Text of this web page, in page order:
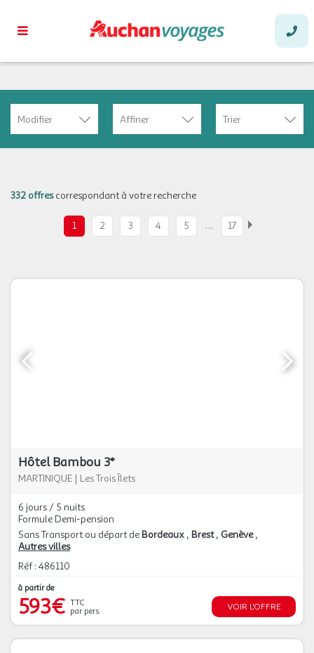
Modifier Affiner Trier
332 offrescorrespondant à votre recherche
1 2 3 4 5 … 17
Hôtel Bambou 3*
MARTINIQUE | Les Trois Îlets
6 jours / 5 nuits
Formule Demi-pension
Sans Transport ou départ de Bordeaux Brest Genève
Autres villes
Réf : 486110
à partir de
593€ TTC
par pers.
VOIR L'OFFRE